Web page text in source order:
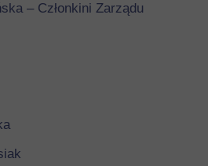
– Członkini Zarządu